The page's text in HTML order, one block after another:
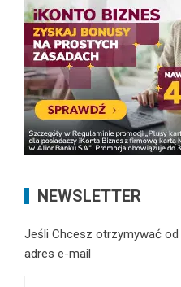
NEWSLETTER
Jeśli Chcesz otrzymywać
adres e-mail